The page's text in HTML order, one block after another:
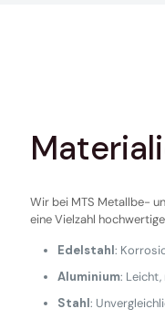
Wir bei MTS Metallbe-
eine Vielzahl
Edelstahl:
Aluminium:
Stahl: